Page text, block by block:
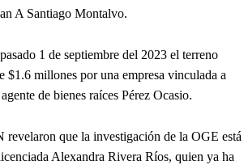
A Santiago Montalvo.
1 de septiembre del 2023 el terreno
$1.6 millones por una empresa vinculada a
de bienes raíces Pérez Ocasio.
revelaron que la investigación de la OGE está
Alexandra Rivera Ríos, quien ya ha